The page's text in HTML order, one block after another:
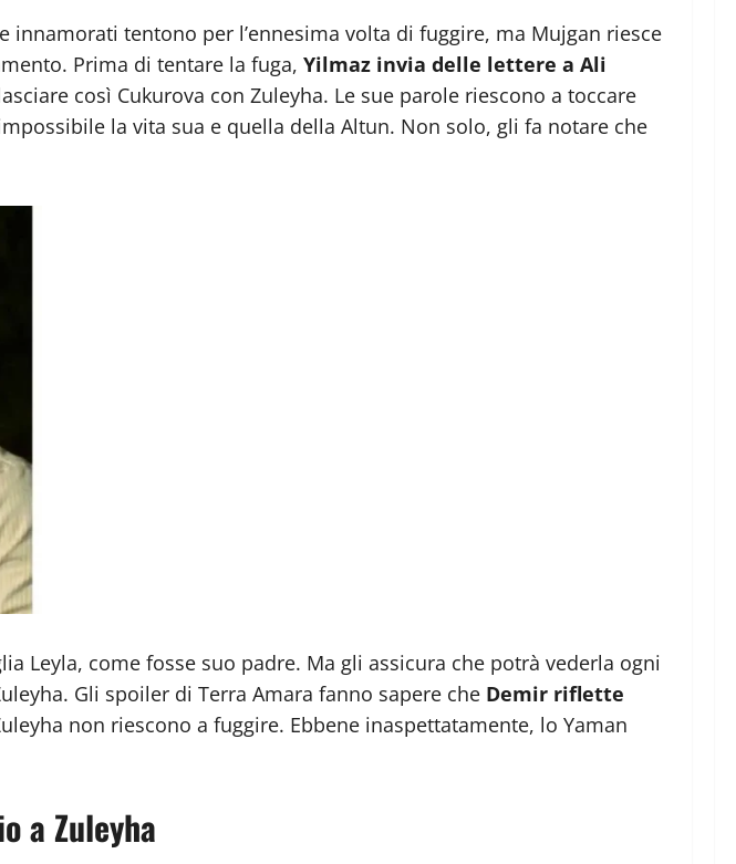
innamorati tentono per l’ennesima volta di fuggire, ma Mujgan riesce
Prima di tentare la fuga, Yilmaz invia delle lettere a Ali
così Cukurova con Zuleyha. Le sue parole riescono a toccare
la vita sua e quella della Altun. Non solo, gli fa notare che
Leyla, come fosse suo padre. Ma gli assicura che potrà vederla ogni
Gli spoiler di Terra Amara fanno sapere che Demir riflette
non riescono a fuggire. Ebbene inaspettatamente, lo Yaman
a Zuleyha